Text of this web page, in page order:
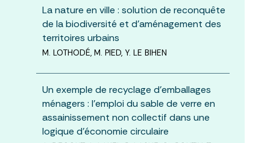
La nature en ville : solution de reconquête
de la biodiversité et d’aménagement des
territoires urbains
M. LOTHODÉ, M. PIED, Y. LE BIHEN
Un exemple de recyclage d’emballages
ménagers : l’emploi du sable de verre en
assainissement non collectif dans une
logique d’économie circulaire